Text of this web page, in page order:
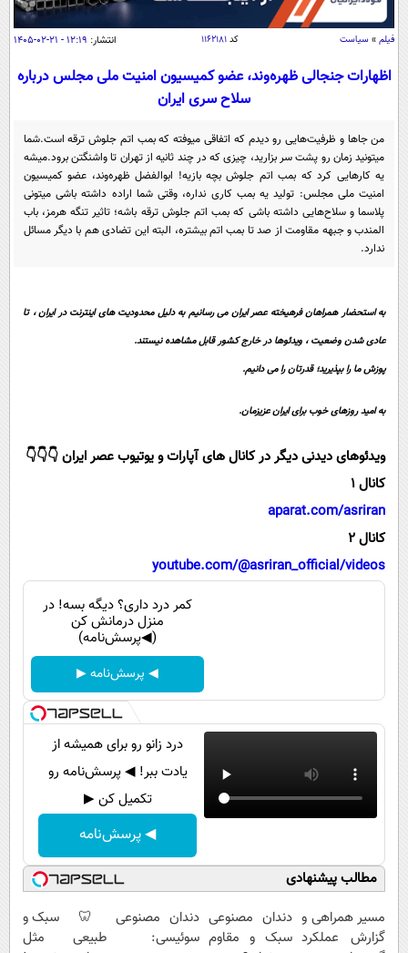
سیاسی
اقتصاد
اقتصادی
خودرو
جامعه
اجتماعی
حوادث
سلامت
یک برش دانایی
محیط زیست
ورزشی
بین الملل
سیاست خارجی
فرهنگ و هنر
علم و دانش
فناوری و It
قرآن
باشگاه مغز
اقتصاد
ورزش
فناوری
سلامت
اجتماعی
عصر ایران 2
خواندنی ها و دیدنی ها
روانشناسی
آموزش زبان
فیلم » سیاست کد ۱۱۶۲۱۸۱ انتشار: ۱۲:۱۹ - ۲۱-۰۲-۱۴۰۵
اظهارات جنجالی ظهره‌وند، عضو کمیسیون امنیت ملی مجلس درباره
سلاح سری ایران
من جا‌ها و ظرفیت‌هایی رو دیدم که اتفاقی میوفته که بمب اتم جلوش ترقه است.شما
میتونید زمان رو پشت سر بزارید، چیزی که در چند ثانیه از تهران تا واشنگتن برود.میشه
یه کار‌هایی کرد که بمب اتم جلوش بچه بازیه! ابوالفضل ظهره‌وند، عضو کمیسیون
امنیت ملی مجلس: تولید یه بمب کاری نداره، وقتی شما اراده داشته باشی میتونی
پلاسما و سلاح‌هایی داشته باشی که بمب اتم جلوش ترقه باشه؛ تاثیر تنگه هرمز، باب
المندب و جبهه مقاومت از صد تا بمب اتم بیشتره، البته این تضادی هم با دیگر مسائل
ندارد.
به استحضار همراهان فرهیخته عصر ایران می رسانیم به دلیل محدودیت های اینترنت در ایران ، تا
عادی شدن وضعیت ، ویدئوها در خارج کشور قابل مشاهده نیستند.
پوزش ما را بپذیرید؛ قدرتان را می دانیم.
به امید روزهای خوب برای ایران عزیزمان.
ویدئوهای دیدنی دیگر در کانال های آپارات و یوتیوب عصر ایران 👇👇👇
کانال 1
aparat.com/asriran
کانال 2
youtube.com/@asriran_official/videos
کمر درد داری؟ دیگه بسه! در
منزل درمانش کن
(◀پرسش‌نامه)
◀ پرسش‌نامه ▶
درد زانو رو برای همیشه از
یادت ببر! ◀ پرسش‌نامه رو
تکمیل کن ▶
◀ پرسش‌نامه
مطالب پیشنهادی
مسیر همراهی و
گزارش عملکرد
دندان مصنوعی
سبک و مقاوم
دندان مصنوعی
سوئیسی:
🦷 سبک و
طبیعی مثل